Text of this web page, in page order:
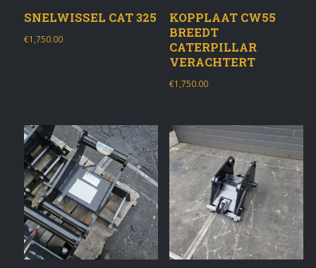
SNELWISSEL CAT 325
€1,750.00
KOPPLAAT CW55
BREEDT
CATERPILLAR
VERACHTERT
€1,750.00